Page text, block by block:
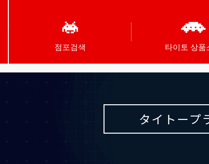
점포검색 타이토 상품
タイトープ